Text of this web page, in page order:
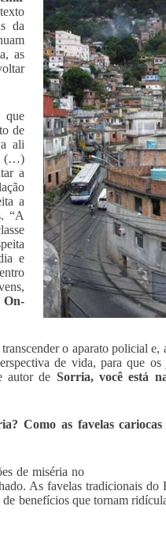
da
as
que
de
ali
(…)
a
a
“A
e
o aparato policial e,
de vida, para que os
autor de Sorria, você está
Como as favelas
de miséria no
As favelas tradicionais
benefícios que tornam